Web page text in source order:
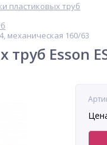
пластиковых труб
механическая 160/63
Esson